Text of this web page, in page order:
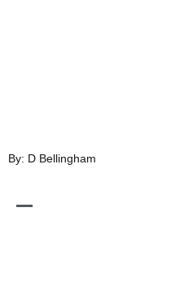
By: D Bellingham